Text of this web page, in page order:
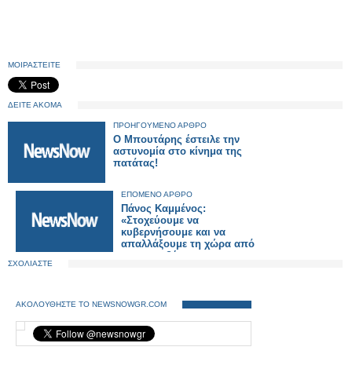
ΜΟΙΡΑΣΤΕΙΤΕ
ΔΕΙΤΕ ΑΚΟΜΑ
ΠΡΟΗΓΟΥΜΕΝΟ ΑΡΘΡΟ
Ο Μπουτάρης έστειλε την
αστυνομία στο κίνημα της
πατάτας!
ΕΠΟΜΕΝΟ ΑΡΘΡΟ
Πάνος Καμμένος:
«Στοχεύουμε να
κυβερνήσουμε και να
απαλλάξουμε τη χώρα από
τη συγκυβέρνηση»
ΣΧΟΛΙΑΣΤΕ
ΑΚΟΛΟΥΘΗΣΤΕ ΤΟ NEWSNOWGR.COM